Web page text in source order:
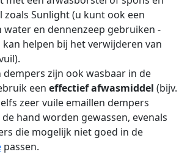
zoals Sunlight(u kunt ook een
water en dennenzeep gebruiken -
helpen bij het verwijderen van
dempers zijn ook wasbaar in de
een effectief afwasmiddel (bijv.
zeer vuile emaillen dempers
hand worden gewassen, evenals
die mogelijk niet goed in de
passen.